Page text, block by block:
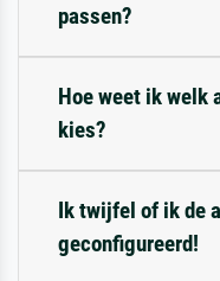
passen?
Hoe weet ik welk
kies?
Ik twijfel of ik de
geconfigureerd!